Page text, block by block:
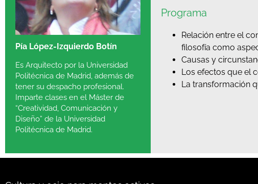
Pía López-Izquierdo Botín
Es Arquitecto por la Universidad
Politécnica de Madrid, además de
tener su despacho profesional.
Imparte clases en el Máster de
“Creatividad, Comunicación y
Diseño” de la Universidad
Politécnica de Madrid.
Programa
Relación entre el
filosofía como
Causas y
Los efectos que el
La transformación